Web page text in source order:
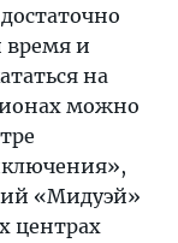
время и
на
можно
«Мидуэй»
центрах